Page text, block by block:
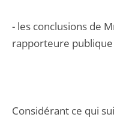
- les conclusions de
rapporteure publique
Considérant ce qui